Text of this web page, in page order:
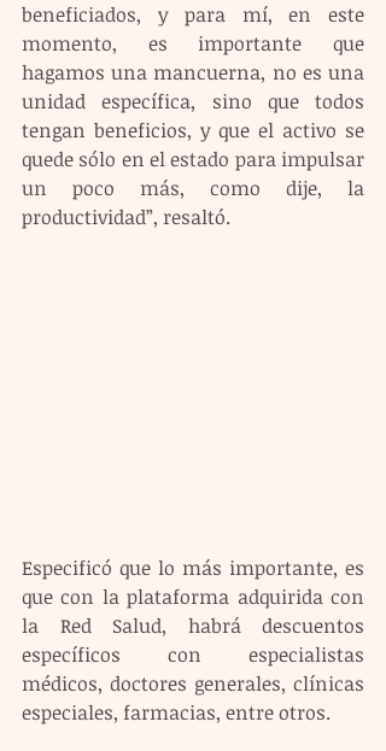
beneficiados, y para mí, en este
momento, es importante que
hagamos una mancuerna, no es una
unidad específica, sino que todos
tengan beneficios, y que el activo se
quede sólo en el estado para impulsar
un poco más, como dije, la
productividad”, resaltó.
Especificó que lo más importante, es
que con la plataforma adquirida con
la Red Salud, habrá descuentos
específicos con especialistas
médicos, doctores generales, clínicas
especiales, farmacias, entre otros.